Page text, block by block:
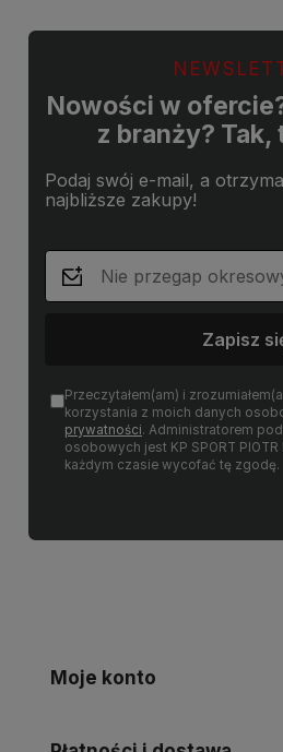
Nowości w
z branży? Tak,
Podaj swój e-mail, a
najbliższe zakupy!
Zapisz
Przeczytałem(am) i
korzystania z moich danych
prywatności. Administratorem
osobowych jest KP SPORT PIOTR
każdym czasie wycofać tę zgodę.
Moje konto